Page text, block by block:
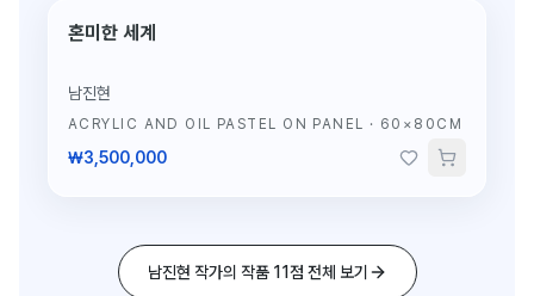
단 1점뿐인 원작
혼미한 세계
남진현
ACRYLIC AND OIL PASTEL ON PANEL · 60×80CM
₩3,500,000
남진현 작가의 작품 11점 전체 보기